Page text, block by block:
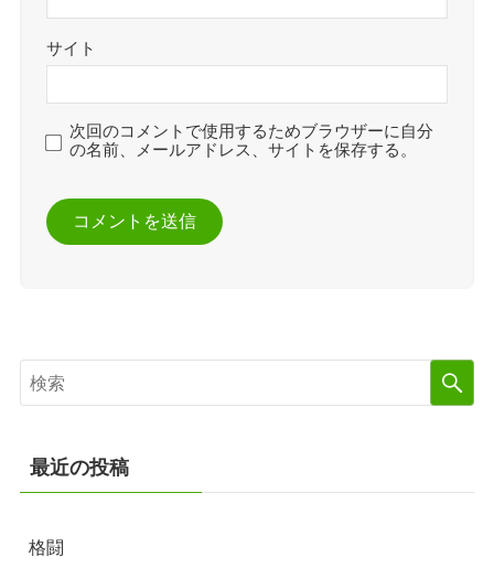
サイト
次回のコメントで使用するためブラウザーに自分
の名前、メールアドレス、サイトを保存する。
最近の投稿
格闘